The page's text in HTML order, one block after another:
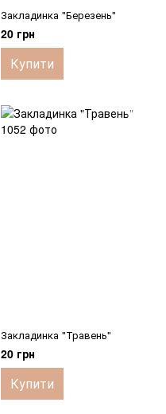
Закладинка "Березень"
20 грн
Купити
Закладинка "Травень"
20 грн
Купити